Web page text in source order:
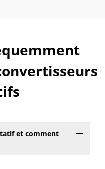
et comment